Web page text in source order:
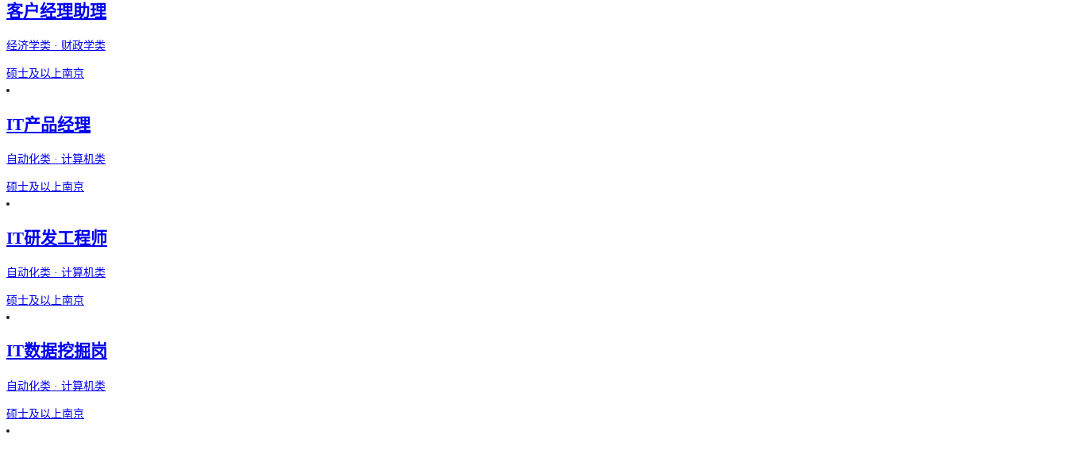
客户经理助理
经济学类 · 财政学类
硕士及以上南京
IT产品经理
自动化类 · 计算机类
硕士及以上南京
IT研发工程师
自动化类 · 计算机类
硕士及以上南京
IT数据挖掘岗
自动化类 · 计算机类
硕士及以上南京